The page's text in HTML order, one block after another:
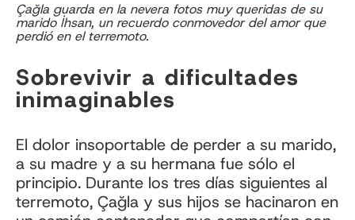
Çağla guarda en la nevera fotos muy queridas de su
marido İhsan, un recuerdo conmovedor del amor que
perdió en el terremoto.
Sobrevivir a dificultades
inimaginables
El dolor insoportable de perder a su marido,
a su madre y a su hermana fue sólo el
principio. Durante los tres días siguientes al
terremoto, Çağla y sus hijos se hacinaron en